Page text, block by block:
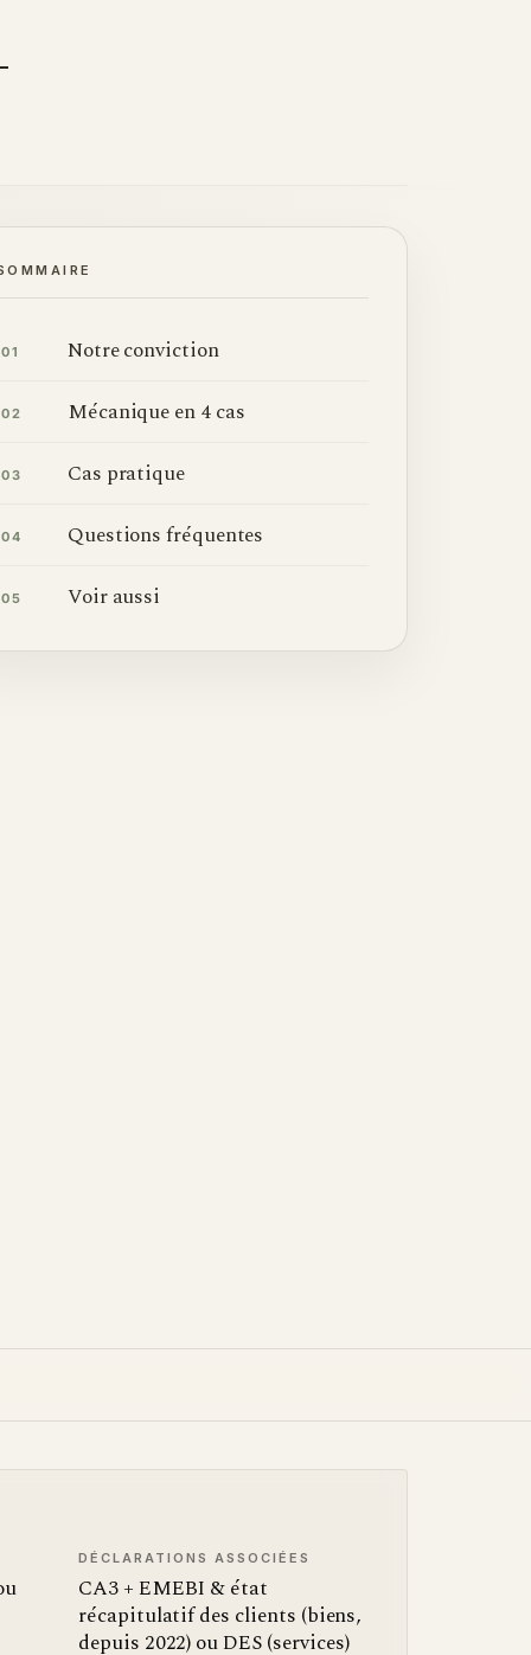
01 Notre conviction
02 Mécanique en 4 cas
03 Cas pratique
04 Questions fréquentes
05 Voir aussi
DÉCLARATIONS ASSOCIÉES
CA3 + EMEBI & état
récapitulatif des clients (biens,
depuis 2022) ou DES (services)